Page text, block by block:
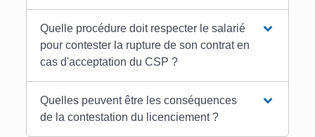
Quelle procédure doit respecter le salarié
pour contester la rupture de son contrat en
cas d'acceptation du CSP ?
Quelles peuvent être les conséquences
de la contestation du licenciement ?